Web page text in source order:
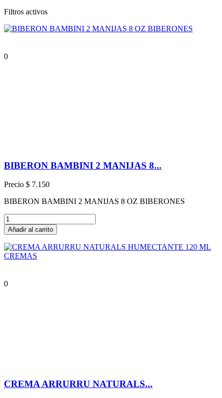
Filtros activos
0
BIBERON BAMBINI 2 MANIJAS 8...
Precio $ 7.150
BIBERON BAMBINI 2 MANIJAS 8 OZ BIBERONES
Añadir al carrito
0
CREMA ARRURRU NATURALS...